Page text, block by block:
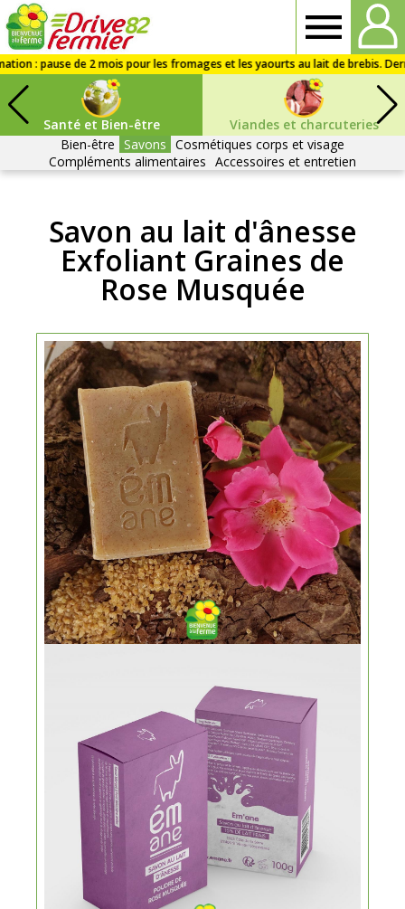
82
Santé et Bien-être
Viandes et charcuteries
Bien-être
Savons Cosmétiques corps et visage
Compléments alimentaires Accessoires et entretien
Savon au lait d'ânesse
Exfoliant Graines de
Rose Musquée